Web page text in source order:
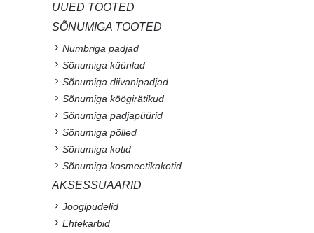
UUED TOOTED
SÕNUMIGA TOOTED
Numbriga padjad
Sõnumiga küünlad
Sõnumiga diivanipadjad
Sõnumiga köögirätikud
Sõnumiga padjapüürid
Sõnumiga põlled
Sõnumiga kotid
Sõnumiga kosmeetikakotid
AKSESSUAARID
Joogipudelid
Ehtekarbid